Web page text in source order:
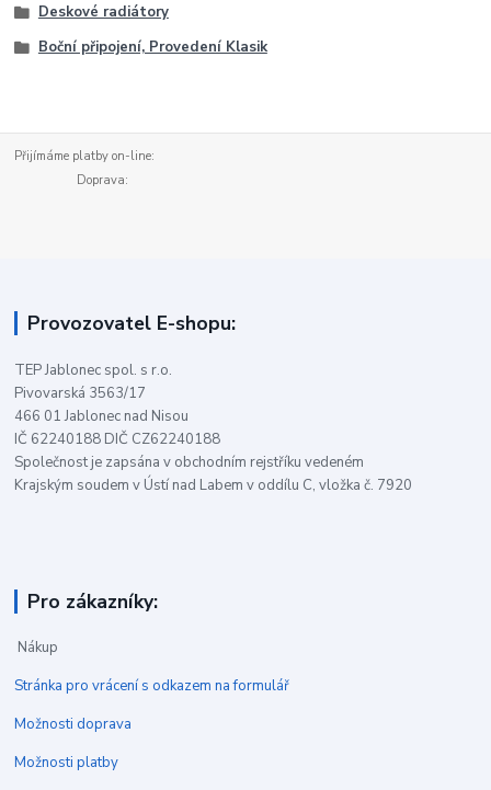
Deskové radiátory
Boční připojení, Provedení Klasik
Přijímáme platby on-line:
Doprava:
Provozovatel E-shopu:
TEP Jablonec spol. s r.o.
Pivovarská 3563/17
466 01 Jablonec nad Nisou
IČ 62240188 DIČ CZ62240188
Společnost je zapsána v obchodním rejstříku vedeném
Krajským soudem v Ústí nad Labem v oddílu C, vložka č. 7920
Pro zákazníky:
Nákup
Stránka pro vrácení s odkazem na formulář
Možnosti doprava
Možnosti platby